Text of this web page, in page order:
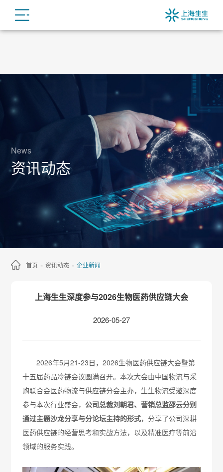
News
资讯动态
首页 - 资讯动态 - 企业新闻
上海生生深度参与2026生物医药供应链大会
2026-05-27
2026年5月21-23日，2026生物医药供应链大会暨第
十五届药品冷链会议圆满召开。本次大会由中国物流与采
购联合会医药物流与供应链分会主办，生生物流受邀深度
参与本次行业盛会， 公司总裁刘朝君、营销总监邵云分别
通过主题沙龙分享与分论坛主持的形式，分享了公司深耕
医药供应链的经营思考和实战方法，以及精准医疗等前沿
领域的服务实践。